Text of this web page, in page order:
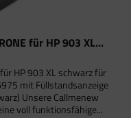
für HP 903 XL...
HP 903 XL schwarz für
mit Füllstandsanzeige
Unsere Callmenew
voll funktionsfähige...